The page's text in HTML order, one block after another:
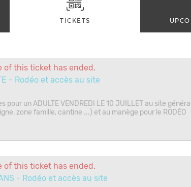
TICKETS
of this ticket has ended.
- Rodéo et accès au site
pour un ADULTE VENDREDI LE 10 JUILLET au site
zone famille, cantine ...) et au manège pour le RODÉO
of this ticket has ended.
- Rodéo et accès au site